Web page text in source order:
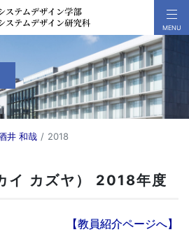
井 和哉 2018
イ カズヤ） 2018年度
【教員紹介ページへ】